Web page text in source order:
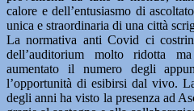
calore e dell’entusiasmo di
unica e straordinaria di una città
La normativa anti Covid ci
dell’auditorium molto ridotta
aumentato il numero degli
l’opportunità di esibirsi dal vivo.
degli anni ha visto la presenza ad